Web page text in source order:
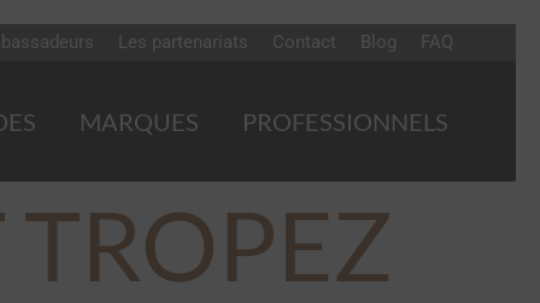
Les partenariats Contact Blog FAQ
MARQUES PROFESSIONNELS